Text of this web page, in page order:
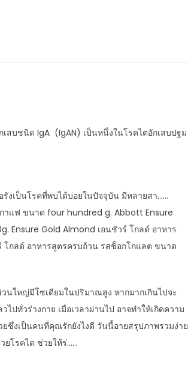
สบชนิด IgA (IgAN) เป็นหนึ่งในโรคไตอักเสบปฐม
รังเป็นโรคที่พบได้บ่อยในปัจจุบัน มีหลายสา……
าแฟ ขนาด four hundred g. Abbott Ensure
Ensure Gold Almond เอนชัวร์ โกลด์ อาหาร
กลด์ อาหารสูตรครบถ้วน รสช็อกโกแลต ขนาด
นใหญ่มีโซเดียมในปริมาณสูง หากมากเกินไปจะ
ทั่วร่างกาย เมื่อเวลาผ่านไป อาจทำให้เกิดความ
ซึ่งเป็นคนที่คุณรักยังไงดี วันนี้อายสรุปภาพรวมง่าย
ยโรคไต ช่วยให้ร่……